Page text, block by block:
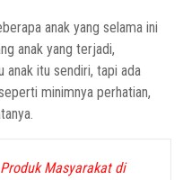
anak yang selama ini
anak yang terjadi,
anak itu sendiri, tapi ada
minimnya perhatian,
Masyarakat di